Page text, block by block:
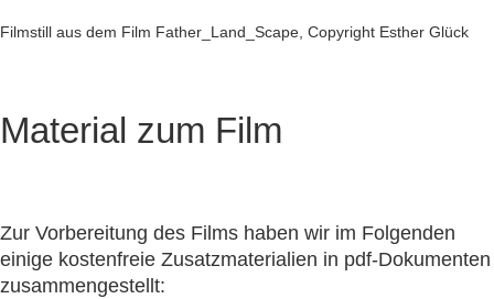
Filmstill aus dem Film Father_Land_Scape, Copyright Esther Glück
Material zum Film
Zur Vorbereitung des Films haben wir im Folgenden
einige kostenfreie Zusatzmaterialien in pdf-Dokumenten
zusammengestellt: